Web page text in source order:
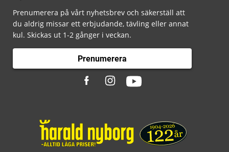
Prenumerera på vårt nyhetsbrev och säkerställ att
du aldrig missar ett erbjudande, tävling eller annat
kul. Skickas ut 1-2 gånger i veckan.
Prenumerera